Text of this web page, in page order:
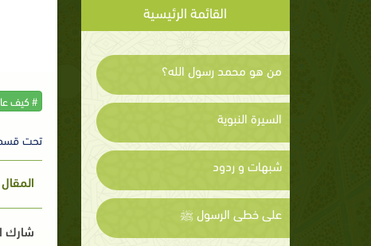
القائمة الرئيسية
من هو محمد رسول الله؟
السيرة النبوية
شبهات و ردود
على خطى الرسول ﷺ
# كيف
تحت
شارك